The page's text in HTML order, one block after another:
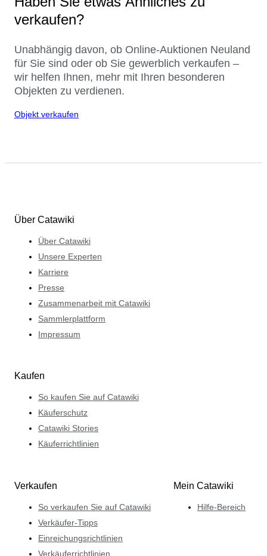
verkaufen?
Unabhängig davon, ob Online-Auktionen Neuland
für Sie sind oder ob Sie gewerblich verkaufen –
wir helfen Ihnen, mehr mit Ihren besonderen
Objekten zu verdienen.
Objekt verkaufen
Über Catawiki
Über Catawiki
Unsere Experten
Karriere
Presse
Zusammenarbeit mit Catawiki
Sammlerplattform
Impressum
Kaufen
So kaufen Sie auf Catawiki
Käuferschutz
Catawiki Stories
Käuferrichtlinien
Verkaufen
So verkaufen Sie auf Catawiki
Verkäufer-Tipps
Einreichungsrichtlinien
Verkäuferrichtlinien
Mein Catawiki
Hilfe-Bereich